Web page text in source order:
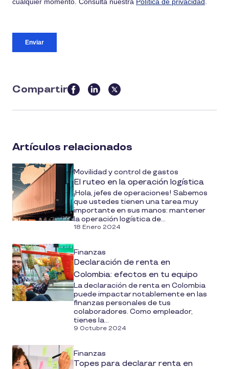
Compartir
this
article
media
Artículos relacionados
Movilidad y control de gastos
El ruteo en la operación logística
¡Hola, jefes de operaciones! Sabemos
que ustedes tienen una tarea muy
importante en sus manos: mantener
la operación logística de...
18 Enero 2024
Finanzas
Declaración de renta en
Colombia: efectos en tu equipo
La declaración de renta en Colombia
puede impactar notablemente en las
finanzas personales de tus
colaboradores. Como empleador,
tienes la...
9 Octubre 2024
Finanzas
Topes para declarar renta en